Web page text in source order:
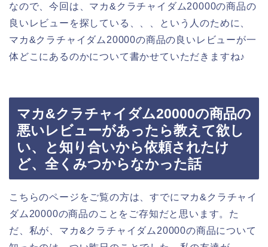
なので、今回は、マカ&クラチャイダム20000の商品の
良いレビューを探している、、、という人のために、
マカ&クラチャイダム20000の商品の良いレビューが一
体どこにあるのかについて書かせていただきますね♪
マカ&クラチャイダム20000の商品の
悪いレビューがあったら教えて欲し
い、と知り合いから依頼されたけ
ど、全くみつからなかった話
こちらのページをご覧の方は、すでにマカ&クラチャイ
ダム20000の商品のことをご存知だと思います。た
だ、私が、マカ&クラチャイダム20000の商品について